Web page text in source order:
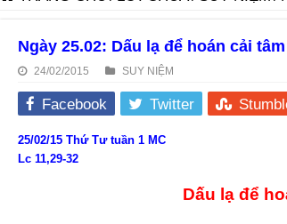
Ngày 25.02: Dấu lạ để hoán cải
24/02/2015 SUY NIỆM
Facebook Twitter
25/02/15 Thứ Tư tuần 1 MC
Lc 11,29-32
Dấu lạ để